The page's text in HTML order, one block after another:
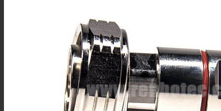
DIN4.3/10连接器
DIN1.6/5.6连接器